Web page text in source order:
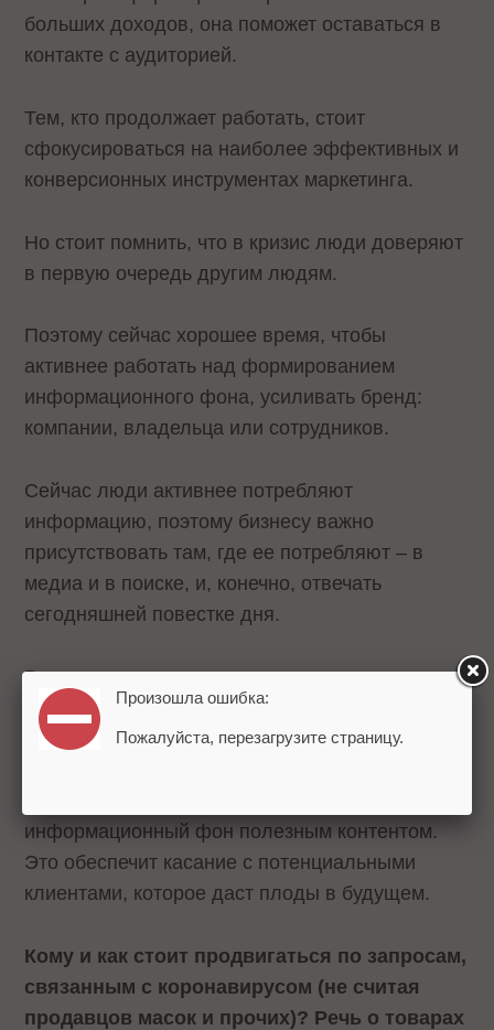
больших доходов, она поможет оставаться в
контакте с аудиторией.
Тем, кто продолжает работать, стоит
сфокусироваться на наиболее эффективных и
конверсионных инструментах маркетинга.
Но стоит помнить, что в кризис люди доверяют
в первую очередь другим людям.
Поэтому сейчас хорошее время, чтобы
активнее работать над формированием
информационного фона, усиливать бренд:
компании, владельца или сотрудников.
Сейчас люди активнее потребляют
информацию, поэтому бизнесу важно
присутствовать там, где ее потребляют – в
медиа и в поиске, и, конечно, отвечать
сегодняшней повестке дня.
Во многих компаниях сотрудники не могут в
том же объеме заниматься своей основной
деятельностью, но они могут поделиться
информационный фон полезным контентом.
Это обеспечит касание с потенциальными
клиентами, которое даст плоды в будущем.
Кому и как стоит продвигаться по запросам,
связанным с коронавирусом (не считая
продавцов масок и прочих)? Речь о товарах
Произошла ошибка:
Пожалуйста, перезагрузите страницу.